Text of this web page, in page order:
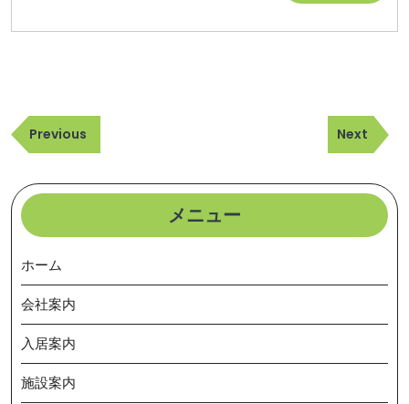
投
稿
ビ
ゲ
シ
ョ
ン
Previous
Post
Previous
Next
Post
Next
メニュー
ホーム
会社案内
入居案内
施設案内